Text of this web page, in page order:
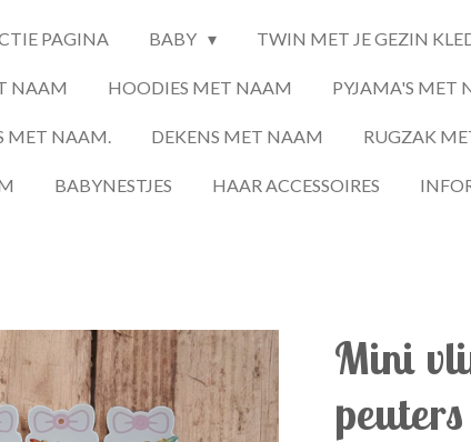
PAGINA BABY TWIN MET JE GEZIN
NAAM HOODIES MET NAAM PYJAMA'S MET
MET NAAM. DEKENS MET NAAM RUGZAK
BABYNESTJES HAAR ACCESSOIRES
Mini
peuters